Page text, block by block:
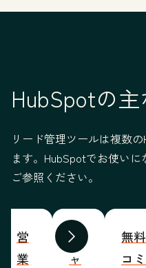
HubSpotの
リード管理ツールは複数
ます。HubSpotでお使い
ご参照ください。
前へ 次へ
営
業
チ
ャ
無
コ